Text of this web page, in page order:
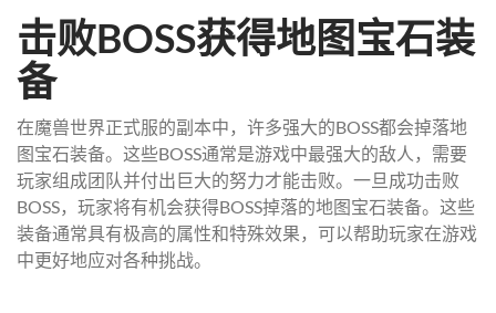
击败BOSS获得地图宝石装
备
在魔兽世界正式服的副本中，许多强大的BOSS都会掉落地
图宝石装备。这些BOSS通常是游戏中最强大的敌人，需要
玩家组成团队并付出巨大的努力才能击败。一旦成功击败
BOSS，玩家将有机会获得BOSS掉落的地图宝石装备。这些
装备通常具有极高的属性和特殊效果，可以帮助玩家在游戏
中更好地应对各种挑战。